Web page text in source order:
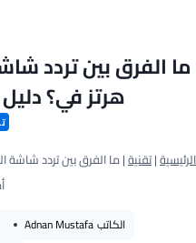
هرتز في؟
الرئيسية|تقنية|
الكاتبAdnan Mustafa